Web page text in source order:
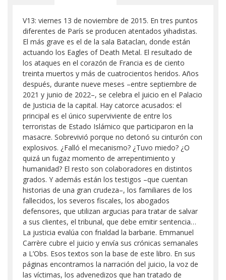
V13: viernes 13 de noviembre de 2015. En tres puntos
diferentes de París se producen atentados yihadistas.
El más grave es el de la sala Bataclan, donde están
actuando los Eagles of Death Metal. El resultado de
los ataques en el corazón de Francia es de ciento
treinta muertos y más de cuatrocientos heridos. Años
después, durante nueve meses –entre septiembre de
2021 y junio de 2022–, se celebra el juicio en el Palacio
de Justicia de la capital. Hay catorce acusados: el
principal es el único superviviente de entre los
terroristas de Estado Islámico que participaron en la
masacre. Sobrevivió porque no detonó su cinturón con
explosivos. ¿Falló el mecanismo? ¿Tuvo miedo? ¿O
quizá un fugaz momento de arrepentimiento y
humanidad? El resto son colaboradores en distintos
grados. Y además están los testigos –que cuentan
historias de una gran crudeza–, los familiares de los
fallecidos, los severos fiscales, los abogados
defensores, que utilizan argucias para tratar de salvar
a sus clientes, el tribunal, que debe emitir sentencia…
La justicia evalúa con frialdad la barbarie. Emmanuel
Carrère cubre el juicio y envía sus crónicas semanales
a L’Obs. Esos textos son la base de este libro. En sus
páginas encontramos la narración del juicio, la voz de
las víctimas, los advenedizos que han tratado de